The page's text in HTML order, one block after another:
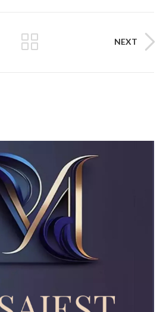
NEXT